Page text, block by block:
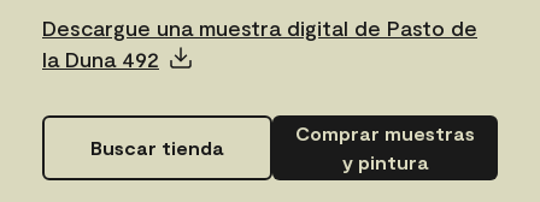
Descargue una muestra digital de Pasto de
la Duna 492
Buscar tienda
Comprar muestras
y pintura